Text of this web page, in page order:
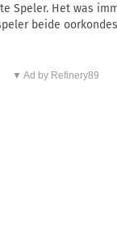
Speler. Het was
beide
▼ Ad by Refinery89